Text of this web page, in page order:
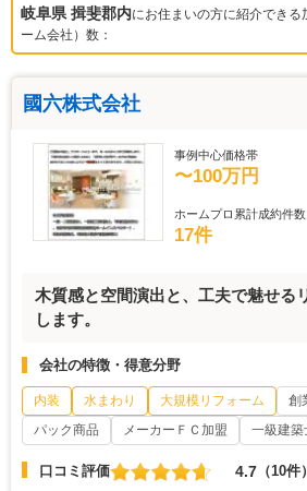
岐阜県 揖斐郡内にお住まいの方に紹介できる
ーム会社）数：
國六株式会社
事例中心価格帯
〜100万円
ホームプロ累計成約件数
17件
木質感と空間演出と、工夫で魅せる
します。
会社の特徴・得意分野
内装 水まわり 大規模リフォーム
創
パック商品
メーカーＦＣ加盟 一級建築
口コミ評価 4.7 （10件）